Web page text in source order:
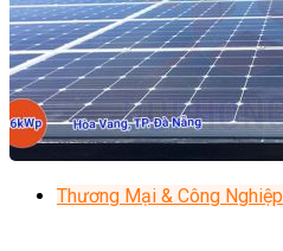
Thương Mại & Công Nghiệp